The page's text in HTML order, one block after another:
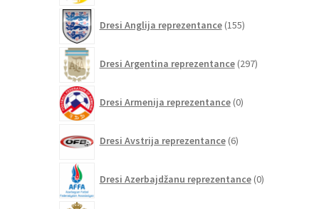
Dresi Anglija reprezentance 155izdelkov
Dresi Argentina reprezentance 297izdelkov
Dresi Armenija reprezentance 0izdelkov
Dresi Avstrija reprezentance 6izdelkov
Dresi Azerbajdžanu reprezentance 0izdelkov